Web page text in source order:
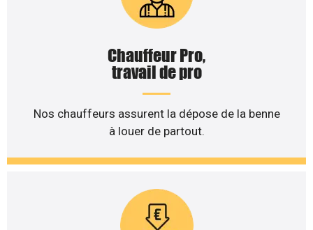
Chauffeur Pro,
travail de pro
Nos chauffeurs assurent la dépose de la benne
à louer de partout.